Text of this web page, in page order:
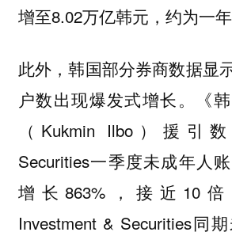
增至8.02万亿韩元，约为一年
此外，韩国部分券商数据显
户数出现爆发式增长。《韩
（Kukmin Ilbo）援引
Securities一季度未成年人
增长863%，接近10倍
Investment & Securities同